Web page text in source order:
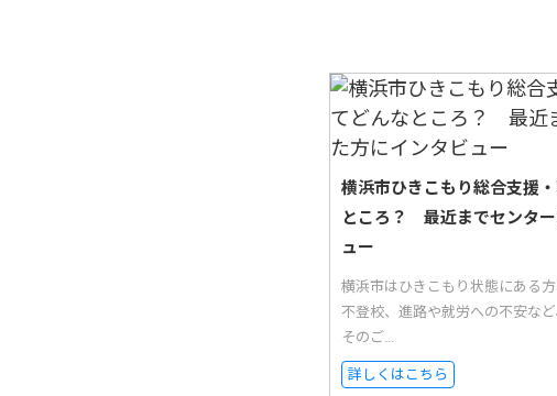
横浜市ひきこもり総合支援
ところ？ 最近までセンタ
ュー
横浜市はひきこもり状態にある
不登校、進路や就労への不安な
そのご...
詳しくはこちら